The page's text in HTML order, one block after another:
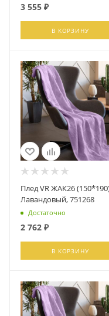
3 555 ₽
В КОРЗИНУ
Плед VR ЖАК26 (150*190)
Лавандовый, 751268
Достаточно
2 762 ₽
В КОРЗИНУ